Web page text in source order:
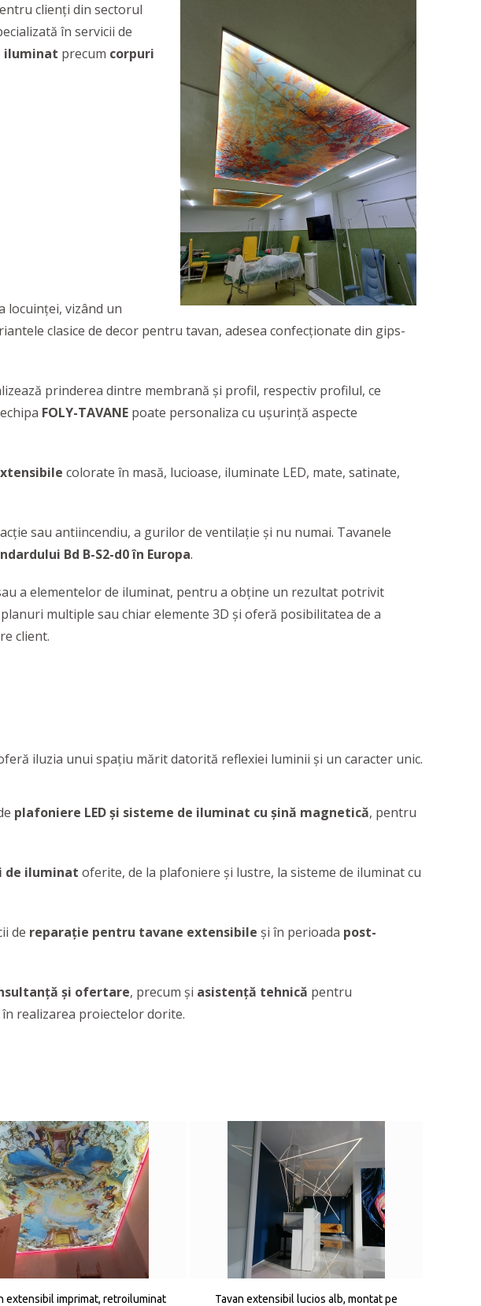
clienți din sectorul
în servicii de
iluminat precum corpuri
locuinței, vizând un
clasice de decor pentru tavan, adesea confecționate din gips-
prinderea dintre membrană și profil, respectiv profilul, ce
FOLY-TAVANE poate personaliza cu ușurință aspecte
colorate în masă, lucioase, iluminate LED, mate, satinate,
sau antiincendiu, a gurilor de ventilație și nu numai. Tavanele
Bd B-S2-d0 în Europa.
a elementelor de iluminat, pentru a obţine un rezultat potrivit
multiple sau chiar elemente 3D și oferă posibilitatea de a
client.
iluzia unui spaţiu mărit datorită reflexiei luminii și un caracter unic.
plafoniere LED și sisteme de iluminat cu șină magnetică, pentru
de iluminat oferite, de la plafoniere și lustre, la sisteme de iluminat cu
de reparație pentru tavane extensibile și în perioada post-
și ofertare, precum și asistență tehnică pentru
realizarea proiectelor dorite.
extensibil imprimat, retroiluminat
Tavan extensibil lucios alb, montat pe